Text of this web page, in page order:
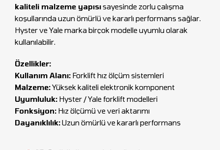
kaliteli malzeme yapısısayesinde zorlu çalışma
koşullarında uzun ömürlü ve kararlı performans sağlar.
Hyster ve Yale marka birçok modelle uyumlu olarak
kullanılabilir.
Özellikler:
Kullanım Alanı: Forklift hız ölçüm sistemleri
Malzeme:Yüksek kaliteli elektronik komponent
Uyumluluk: Hyster / Yale forklift modelleri
Fonksiyon: Hız ölçümü ve veri aktarımı
Dayanıklılık:Uzun ömürlü ve kararlı performans